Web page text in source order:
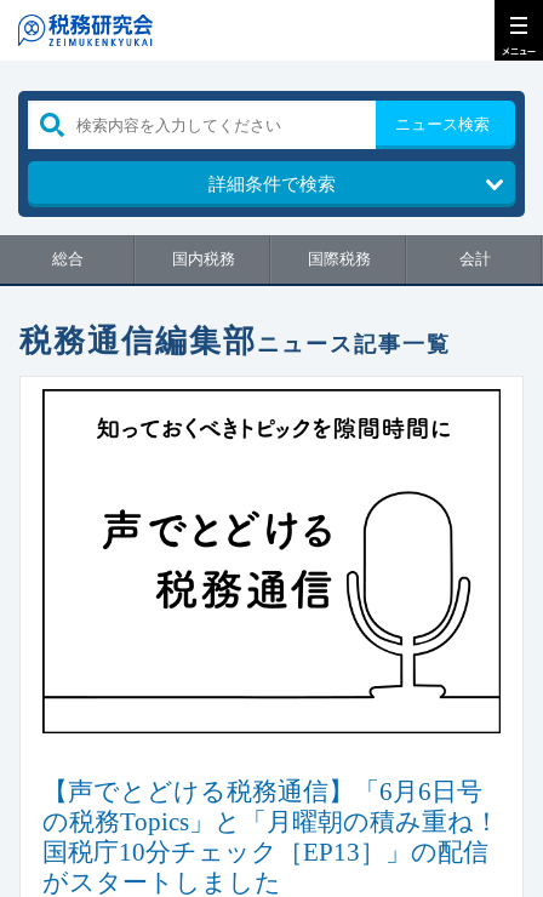
ニュース検索
詳細条件で検索
総合 国内税務 国際税務 会計
税務通信編集部ニュース記事一覧
【声でとどける税務通信】「6月6日号
の税務Topics」と「月曜朝の積み重ね！
国税庁10分チェック［EP13］」の配信
がスタートしました